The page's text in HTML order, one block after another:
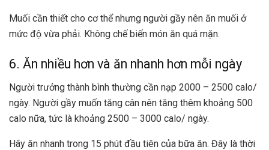
Muối cần thiết cho cơ thể nhưng người gầy nên ăn muối ở
mức độ vừa phải. Không chế biến món ăn quá mặn.
6. Ăn nhiều hơn và ăn nhanh hơn mỗi ngày
Người trưởng thành bình thường cần nạp 2000 – 2500 calo/
ngày. Người gầy muốn tăng cân nên tăng thêm khoảng 500
calo nữa, tức là khoảng 2500 – 3000 calo/ ngày.
Hãy ăn nhanh trong 15 phút đầu tiên của bữa ăn. Đây là thời